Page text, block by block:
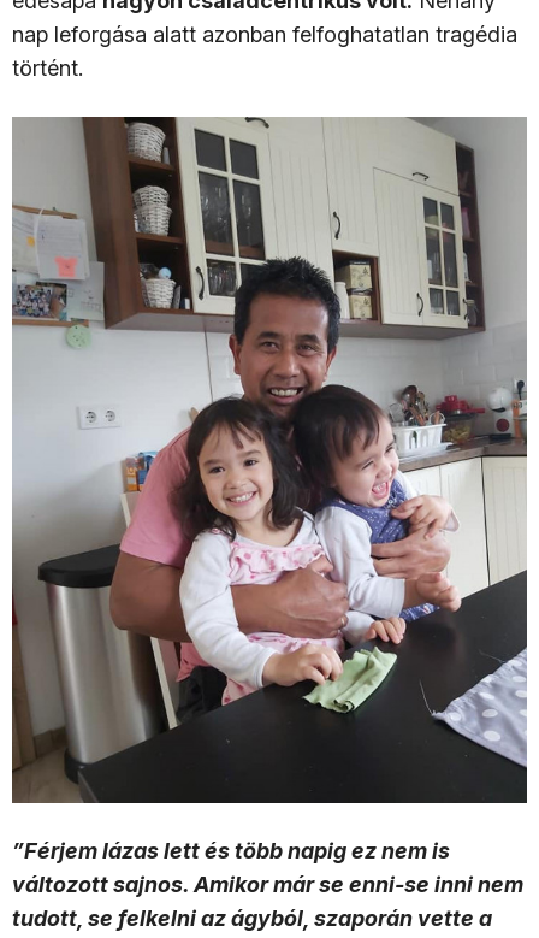
nap leforgása alatt azonban felfoghatatlan tragédia
történt.
”Férjem lázas lett és több napig ez nem is
változott sajnos. Amikor már se enni-se inni nem
tudott, se felkelni az ágyból, szaporán vette a